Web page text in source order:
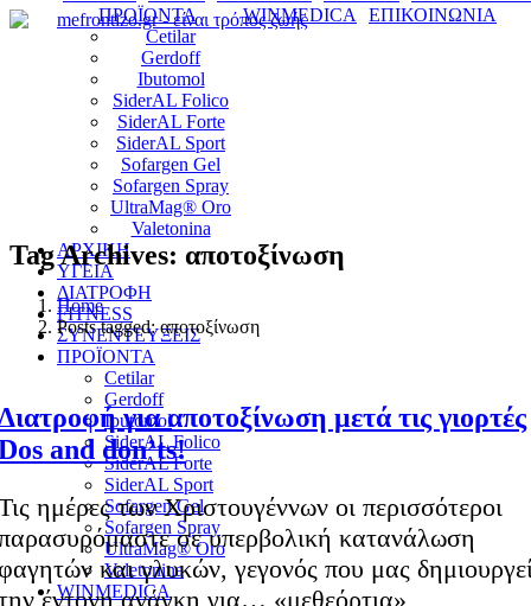
ΠΡΟΪΟΝΤΑ
Cetilar
Gerdoff
Ibutomol
SiderAL Folico
SiderAL Forte
SiderAL Sport
Sofargen Gel
Sofargen Spray
UltraMag® Oro
Valetonina
WINMEDICA ΕΠΙΚΟΙΝΩΝΙΑ
ΑΡΧΙΚΗ
ΥΓΕΙΑ
ΔΙΑΤΡΟΦΗ
FITNESS
ΣΥΝΕΝΤΕΥΞΕΙΣ
ΠΡΟΪΟΝΤΑ
Cetilar
Gerdoff
Ibutomol
SiderAL Folico
SiderAL Forte
SiderAL Sport
Sofargen Gel
Sofargen Spray
UltraMag® Oro
Valetonina
WINMEDICA
Tag Archives: αποτοξίνωση
Home
Posts tagged: αποτοξίνωση
για αποτοξίνωση μετά τις γιορτές
and don’ts!
ημέρες των Χριστουγέννων οι περισσότεροι
σε υπερβολική κατανάλωση
και γλυκών, γεγονός που μας
έντονη ανάγκη για… «μεθεόρτια»